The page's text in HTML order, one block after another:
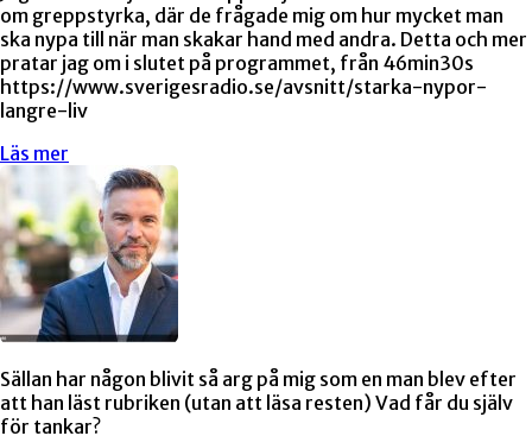
om greppstyrka, där de frågade mig om hur mycket man
ska nypa till när man skakar hand med andra. Detta och mer
pratar jag om i slutet på programmet, från 46min30s
https://www.sverigesradio.se/avsnitt/starka-nypor-
langre-liv
Läs mer
Sällan har någon blivit så arg på mig som en man blev efter
att han läst rubriken (utan att läsa resten) Vad får du själv
för tankar?